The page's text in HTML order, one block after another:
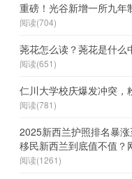
重磅！光谷新增一所九年
阅读(704)
荛花怎么读？荛花是什么
阅读(651)
仁川大学校庆爆发冲突，
阅读(781)
2025新西兰护照排名暴
移民新西兰到底值不值？
阅读(1261)